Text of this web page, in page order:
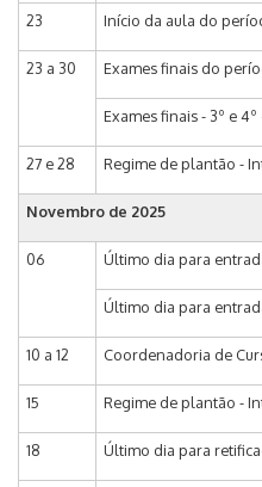
23 Início da aula do
23 a 30 Exames finais do
Exames finais - 3º e
27 e 28 Regime de plantão -
Novembro de 2025
06 Último dia para
Último dia para
10 a 12 Coordenadoria de
15 Regime de plantão -
18 Último dia para